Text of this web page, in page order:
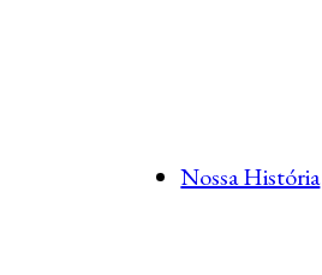
Nossa História